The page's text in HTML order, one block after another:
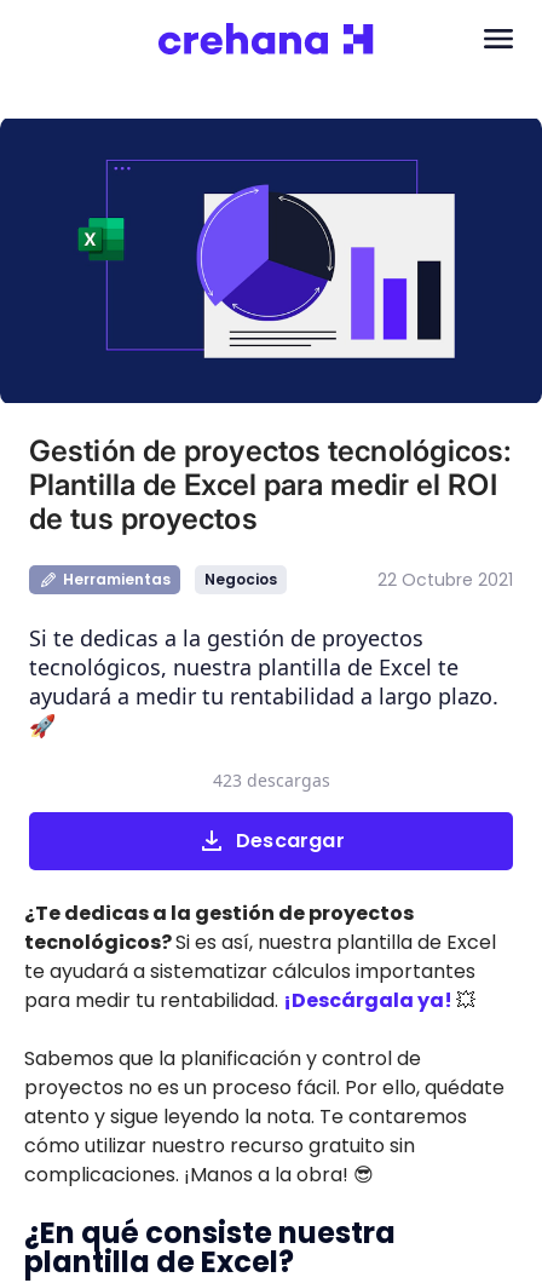
Gestión de proyectos tecnológicos:
Plantilla de Excel para medir el ROI
de tus proyectos
Herramientas Negocios 22 Octubre 2021
Si te dedicas a la gestión de proyectos
tecnológicos, nuestra plantilla de Excel te
ayudará a medir tu rentabilidad a largo plazo.
🚀
Descargar
423 descargas
¿Te dedicas a la gestión de proyectos
tecnológicos?Si es así, nuestra plantilla de Excel
te ayudará a sistematizar cálculos importantes
para medir tu rentabilidad. ¡Descárgala ya! 💥
Sabemos que la planificación y control de
proyectos no es un proceso fácil. Por ello, quédate
atento y sigue leyendo la nota. Te contaremos
cómo utilizar nuestro recurso gratuito sin
complicaciones. ¡Manos a la obra! 😎
¿En qué consiste nuestra
plantilla de Excel?